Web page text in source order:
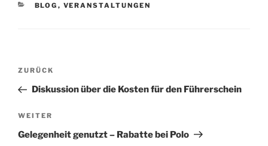
KATEGORIEN
BLOG , VERANSTALTUNGEN
Beitragsnavigation
Vorheriger
Beitrag
ZURÜCK
Diskussion über die Kosten für den Führerschein
Nächster
Beitrag
WEITER
Gelegenheit genutzt – Rabatte bei Polo